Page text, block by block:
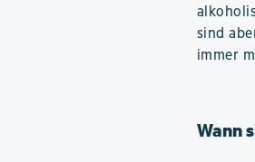
sind
immer
Wann